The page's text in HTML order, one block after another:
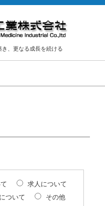
、更なる成長を続ける
求人について
ついて
その他